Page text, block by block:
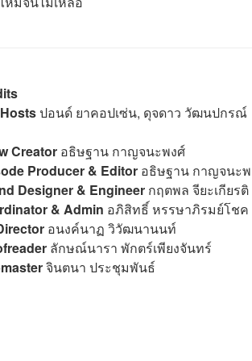
ปอนด์ ยาคอปเซ่น, ดุจดาว วัฒนปกรณ์
Creator อธิษฐาน กาญจนะพงศ์
Producer & Editor อธิษฐาน กาญจนะ
Designer & Engineer กฤตพล จียะเกียรติ
& Admin อภิสิทธิ์​ หรรษาภิรมย์โชค
อนงค์นาฏ วิวัฒนานนท์
ลักษณ์นารา พักตร์เพียงจันทร์
จินตนา ประชุมพันธ์